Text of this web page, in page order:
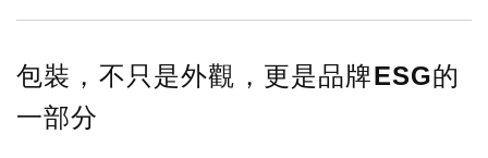
包裝，不只是外觀，更是品牌ESG的
一部分